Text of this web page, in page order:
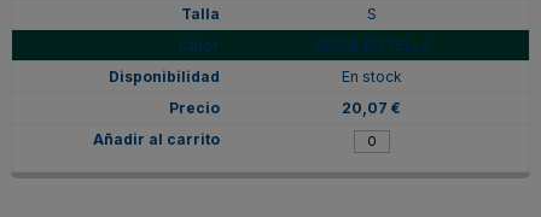
S
VERDE BOTELLA
En stock
20,07 €